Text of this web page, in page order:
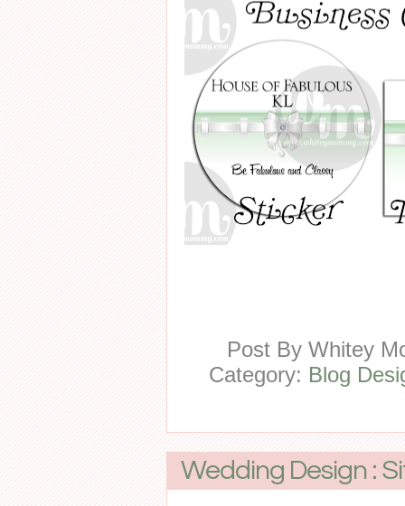
Post By Whitey
Category: Blog
Wedding Design :